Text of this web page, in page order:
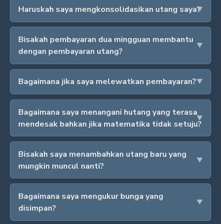
Haruskah saya mengkonsolidasikan utang saya?
Bisakah pembayaran dua mingguan membantu
dengan pembayaran utang?
Bagaimana jika saya melewatkan pembayaran?
Bagaimana saya menangani hutang yang terasa
mendesak bahkan jika matematika tidak setuju?
Bisakah saya menambahkan utang baru yang
mungkin muncul nanti?
Bagaimana saya mengukur bunga yang
disimpan?